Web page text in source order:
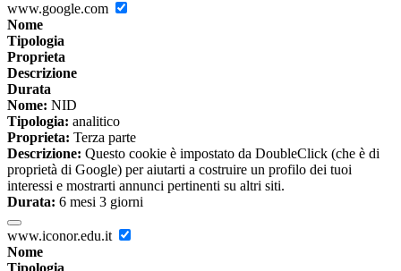
www.google.com
Nome
Tipologia
Proprieta
Descrizione
Durata
Nome: NID
Tipologia: analitico
Proprieta: Terza parte
Descrizione: Questo cookie è impostato da DoubleClick (che è di
proprietà di Google) per aiutarti a costruire un profilo dei tuoi
interessi e mostrarti annunci pertinenti su altri siti.
Durata: 6 mesi 3 giorni
www.iconor.edu.it
Nome
Tipologia